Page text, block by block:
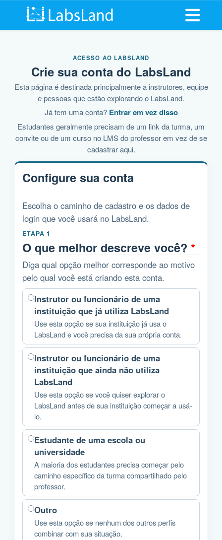
Abrir
ACESSO AO LABSLAND
Crie sua conta do LabsLand
Esta página é destinada principalmente a instrutores, equipe
e pessoas que estão explorando o LabsLand.
Já tem uma conta? Entrar em vez disso
Estudantes geralmente precisam de um link da turma, um
convite ou de um curso no LMS do professor em vez de se
cadastrar aqui.
Configure sua conta
Escolha o caminho de cadastro e os dados de
login que você usará no LabsLand.
ETAPA 1
O que melhor descreve você? *
Diga qual opção melhor corresponde ao motivo
pelo qual você está criando esta conta.
Instrutor ou funcionário de uma
instituição que já utiliza LabsLand
Use esta opção se sua instituição já usa o
LabsLand e você precisa da sua própria conta.
Instrutor ou funcionário de uma
instituição que ainda não utiliza
LabsLand
Use esta opção se você quiser explorar o
LabsLand antes de sua instituição começar a usá-
lo.
Estudante de uma escola ou
universidade
A maioria dos estudantes precisa começar pelo
caminho específico da turma compartilhado pelo
professor.
Outro
Use esta opção se nenhum dos outros perfis
combinar com sua situação.